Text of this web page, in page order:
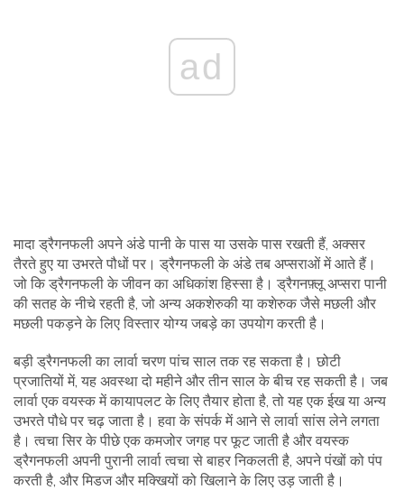
ad
मादा ड्रैगनफली अपने अंडे पानी के पास या उसके पास रखती हैं, अक्सर
तैरते हुए या उभरते पौधों पर। ड्रैगनफली के अंडे तब अप्सराओं में आते हैं।
जो कि ड्रैगनफली के जीवन का अधिकांश हिस्सा है। ड्रैगनफ़्लू अप्सरा पानी
की सतह के नीचे रहती है, जो अन्य अकशेरुकी या कशेरुक जैसे मछली और
मछली पकड़ने के लिए विस्तार योग्य जबड़े का उपयोग करती है।
बड़ी ड्रैगनफली का लार्वा चरण पांच साल तक रह सकता है। छोटी
प्रजातियों में, यह अवस्था दो महीने और तीन साल के बीच रह सकती है। जब
लार्वा एक वयस्क में कायापलट के लिए तैयार होता है, तो यह एक ईख या अन्य
उभरते पौधे पर चढ़ जाता है। हवा के संपर्क में आने से लार्वा सांस लेने लगता
है। त्वचा सिर के पीछे एक कमजोर जगह पर फूट जाती है और वयस्क
ड्रैगनफली अपनी पुरानी लार्वा त्वचा से बाहर निकलती है, अपने पंखों को पंप
करती है, और मिडज और मक्खियों को खिलाने के लिए उड़ जाती है।